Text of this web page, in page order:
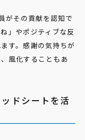
がその貢献を認知で
」やポジティブな反
す。感謝の気持ちが
風化することもあ
ドシートを活